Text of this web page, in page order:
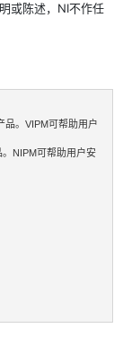
或陈述，NI不作任
品。VIPM可帮助用户
NIPM可帮助用户安